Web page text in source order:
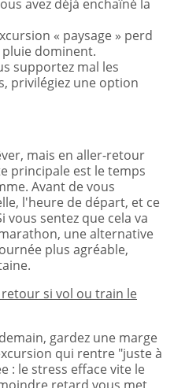
avez déjà enchaîné la
« paysage » perd
dominent.
supportez mal les
privilégiez une option
mais en aller-retour
principale est le temps
Avant de vous
l'heure de départ, et ce
vous sentez que cela va
une alternative
plus agréable,
retour si vol ou train le
gardez une marge
qui rentre "juste à
: le stress efface vite le